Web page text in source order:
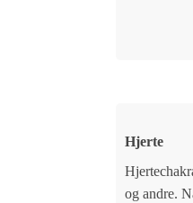
Hjerte
og andre.